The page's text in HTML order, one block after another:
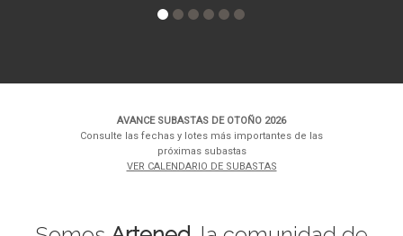
AVANCE SUBASTAS DE OTOÑO 2026
Consulte las fechas y lotes más importantes de las
próximas subastas
VER CALENDARIO DE SUBASTAS